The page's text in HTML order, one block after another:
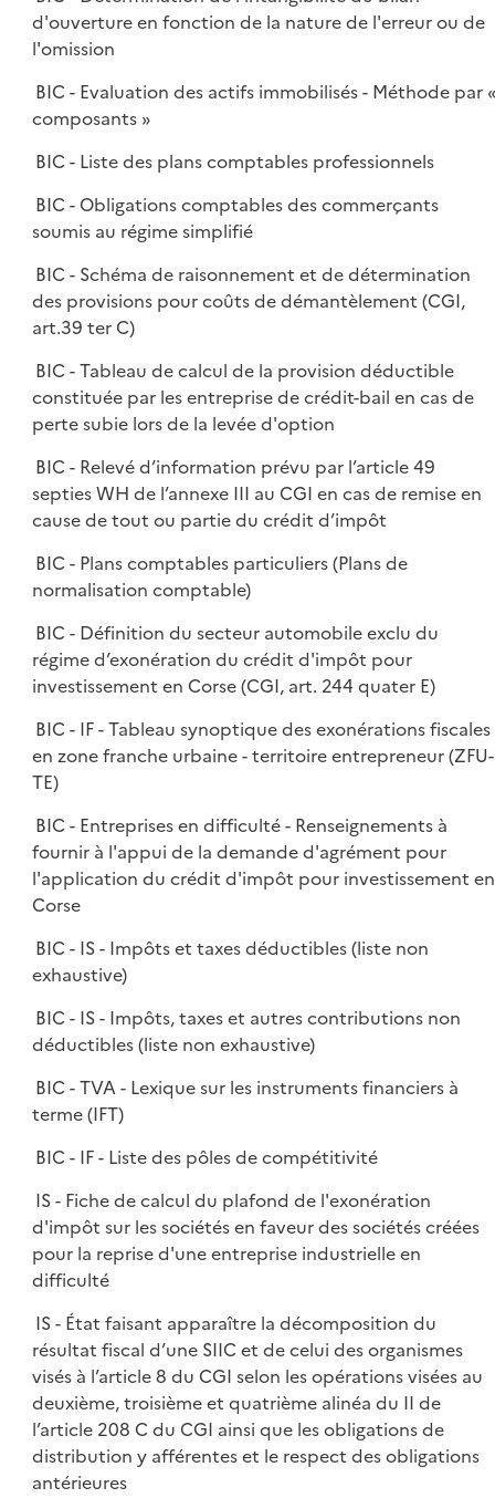
d'ouverture en fonction de la nature de l'erreur ou de
l'omission
BIC - Evaluation des actifs immobilisés - Méthode par
composants »
BIC - Liste des plans comptables professionnels
BIC - Obligations comptables des commerçants
soumis au régime simplifié
BIC - Schéma de raisonnement et de détermination
des provisions pour coûts de démantèlement (CGI,
art.39 ter C)
BIC - Tableau de calcul de la provision déductible
constituée par les entreprise de crédit-bail en cas de
perte subie lors de la levée d'option
BIC - Relevé d’information prévu par l’article 49
septies WH de l’annexe III au CGI en cas de remise en
cause de tout ou partie du crédit d’impôt
BIC - Plans comptables particuliers (Plans de
normalisation comptable)
BIC - Définition du secteur automobile exclu du
régime d’exonération du crédit d'impôt pour
investissement en Corse (CGI, art. 244 quater E)
BIC - IF - Tableau synoptique des exonérations fiscales
en zone franche urbaine - territoire entrepreneur (ZFU-
TE)
BIC - Entreprises en difficulté - Renseignements à
fournir à l'appui de la demande d'agrément pour
l'application du crédit d'impôt pour investissement en
Corse
BIC - IS - Impôts et taxes déductibles (liste non
exhaustive)
BIC - IS - Impôts, taxes et autres contributions non
déductibles (liste non exhaustive)
BIC - TVA - Lexique sur les instruments financiers à
terme (IFT)
BIC - IF - Liste des pôles de compétitivité
IS - Fiche de calcul du plafond de l'exonération
d'impôt sur les sociétés en faveur des sociétés créées
pour la reprise d'une entreprise industrielle en
difficulté
IS - État faisant apparaître la décomposition du
résultat fiscal d’une SIIC et de celui des organismes
visés à l’article 8 du CGI selon les opérations visées au
deuxième, troisième et quatrième alinéa du II de
l’article 208 C du CGI ainsi que les obligations de
distribution y afférentes et le respect des obligations
antérieures